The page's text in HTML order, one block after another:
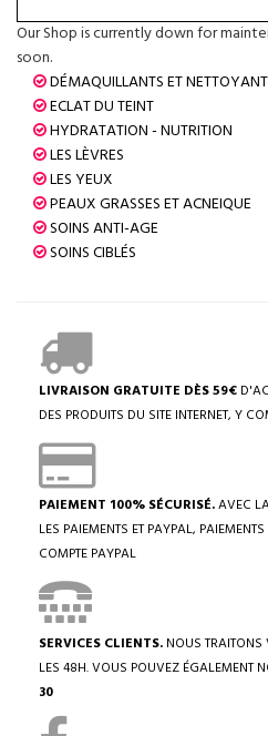
Our Shop is currently down for
soon.
DÉMAQUILLANTS ET
ECLAT DU TEINT
HYDRATATION - NUTRITION
LES LÈVRES
LES YEUX
PEAUX GRASSES ET ACNEIQUE
SOINS ANTI-AGE
SOINS CIBLÉS
LIVRAISON GRATUITE DÈS 59€
DES PRODUITS DU SITE INTERNET, Y
PAIEMENT 100% SÉCURISÉ.AVEC
LES PAIEMENTS ET PAYPAL,
COMPTE PAYPAL
SERVICES CLIENTS. NOUS
LES 48H. VOUS POUVEZ ÉGALEMENT
30